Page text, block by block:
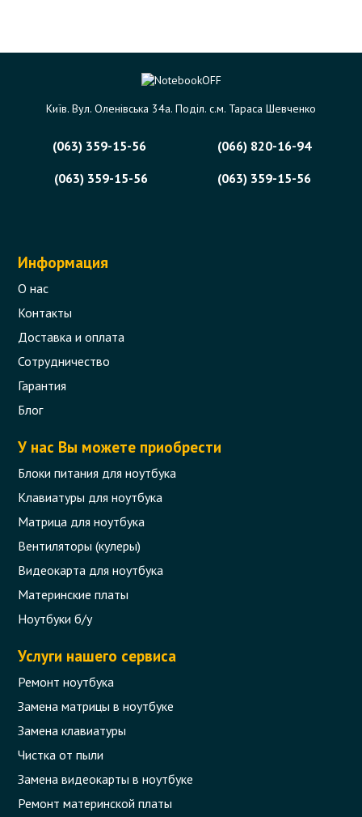
Київ. Вул. Оленівська 34а. Поділ. с.м. Тараса Шевченко
(063) 359-15-56
(066) 820-16-94
(063) 359-15-56
(063) 359-15-56
Информация
О нас
Контакты
Доставка и оплата
Сотрудничество
Гарантия
Блог
У нас Вы можете приобрести
Блоки питания для ноутбука
Клавиатуры для ноутбука
Матрица для ноутбука
Вентиляторы (кулеры)
Видеокарта для ноутбука
Материнские платы
Ноутбуки б/у
Услуги нашего сервиса
Ремонт ноутбука
Замена матрицы в ноутбуке
Замена клавиатуры
Чистка от пыли
Замена видеокарты в ноутбуке
Ремонт материнской платы